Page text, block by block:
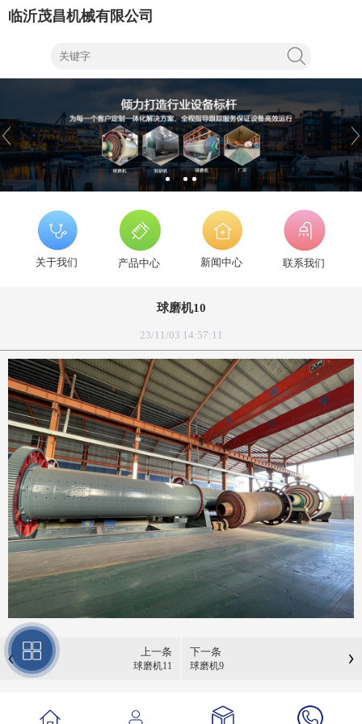
临沂茂昌机械有限公司
关于我们 产品中心 新闻中心 联系我们
球磨机10
23/11/03 14:57:11
上一条
球磨机11
下一条
球磨机9